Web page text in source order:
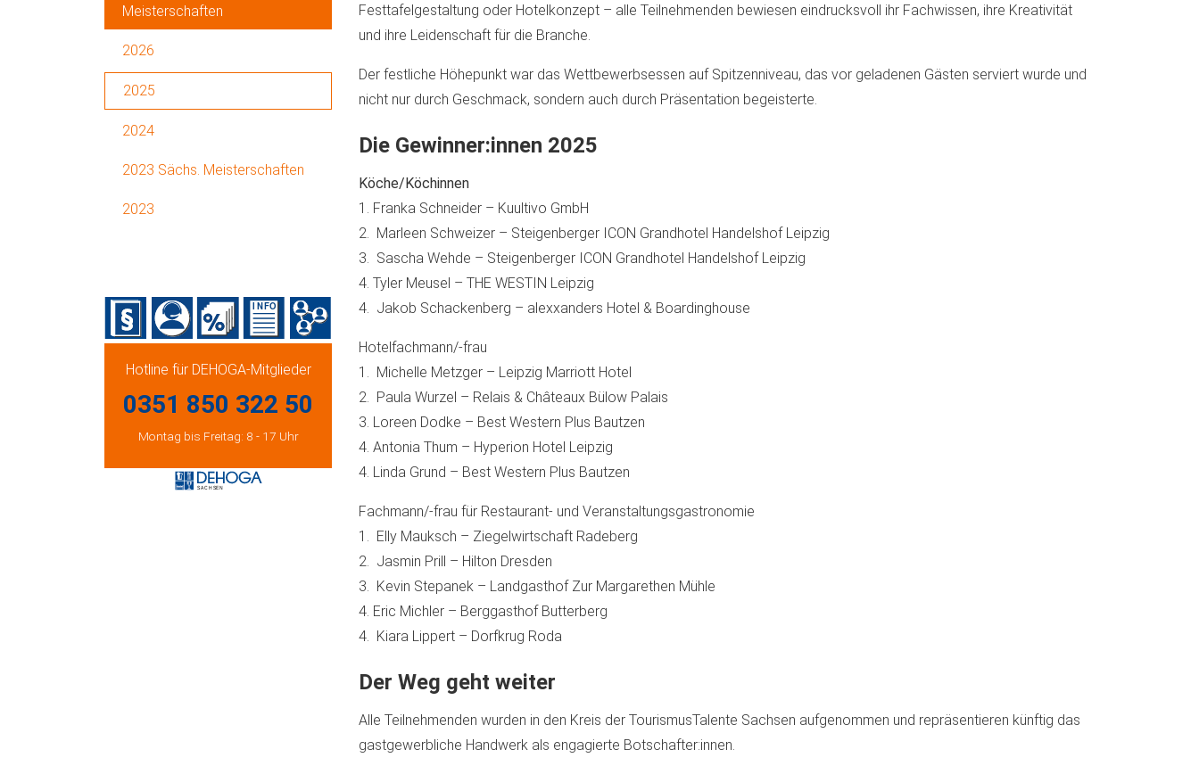
Meisterschaften
2026
2025
2024
2023 Sächs. Meisterschaften
2023
Hotline für DEHOGA-Mitglieder
0351 850 322 50
Montag bis Freitag: 8 - 17 Uhr
Festtafelgestaltung oder Hotelkonzept – alle Teilnehmenden bewiesen eindrucksvoll ihr Fachwissen, ihre Kreativität
und ihre Leidenschaft für die Branche.
Der festliche Höhepunkt war das Wettbewerbsessen auf Spitzenniveau, das vor geladenen Gästen serviert wurde und
nicht nur durch Geschmack, sondern auch durch Präsentation begeisterte.
Die Gewinner:innen 2025
Köche/Köchinnen
1. Franka Schneider – Kuultivo GmbH
2. Marleen Schweizer – Steigenberger ICON Grandhotel Handelshof Leipzig
3. Sascha Wehde – Steigenberger ICON Grandhotel Handelshof Leipzig
4. Tyler Meusel – THE WESTIN Leipzig
4. Jakob Schackenberg – alexxanders Hotel & Boardinghouse
Hotelfachmann/-frau
1. Michelle Metzger – Leipzig Marriott Hotel
2. Paula Wurzel – Relais & Châteaux Bülow Palais
3. Loreen Dodke – Best Western Plus Bautzen
4. Antonia Thum – Hyperion Hotel Leipzig
4. Linda Grund – Best Western Plus Bautzen
Fachmann/-frau für Restaurant- und Veranstaltungsgastronomie
1. Elly Mauksch – Ziegelwirtschaft Radeberg
2. Jasmin Prill – Hilton Dresden
3. Kevin Stepanek – Landgasthof Zur Margarethen Mühle
4. Eric Michler – Berggasthof Butterberg
4. Kiara Lippert – Dorfkrug Roda
Der Weg geht weiter
Alle Teilnehmenden wurden in den Kreis der TourismusTalente Sachsen aufgenommen und repräsentieren künftig das
gastgewerbliche Handwerk als engagierte Botschafter:innen.